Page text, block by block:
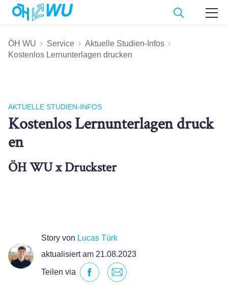
ÖH WU Service
Aktuelle Studien-Infos
Kostenlos Lernunterlagen drucken
AKTUELLE STUDIEN-INFOS
Kostenlos Lernunterlagen druck
en
ÖH WU x Druckster
Story von Lucas Türk
aktualisiert am 21.08.2023
Teilen via